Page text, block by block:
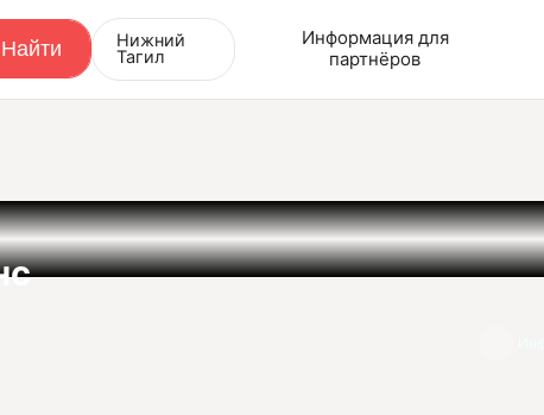
Нижний
Тагил
Информация для
партнёров